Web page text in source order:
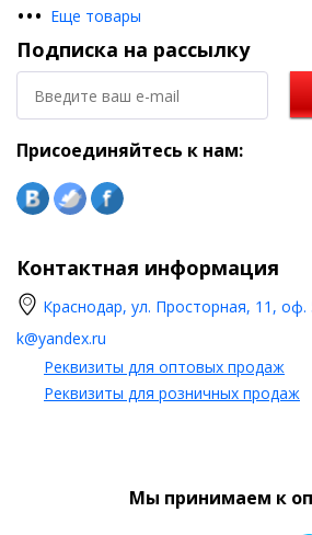
••• Еще товары
Подписка на рассылку
Присоединяйтесь к нам:
Контактная информация
Краснодар, ул. Просторная, 11, оф.
k@yandex.ru
Реквизиты для оптовых продаж
Реквизиты для розничных продаж
Мы принимаем к